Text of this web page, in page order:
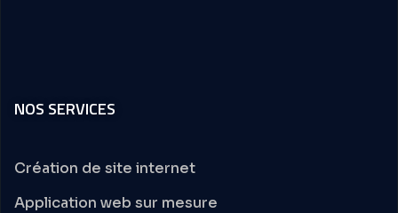
NOS SERVICES
Création de site internet
Application web sur mesure